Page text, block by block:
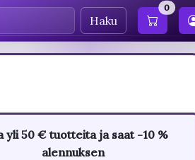
Haku
0
yli 50 € tuotteita ja saat -10 %
alennuksen